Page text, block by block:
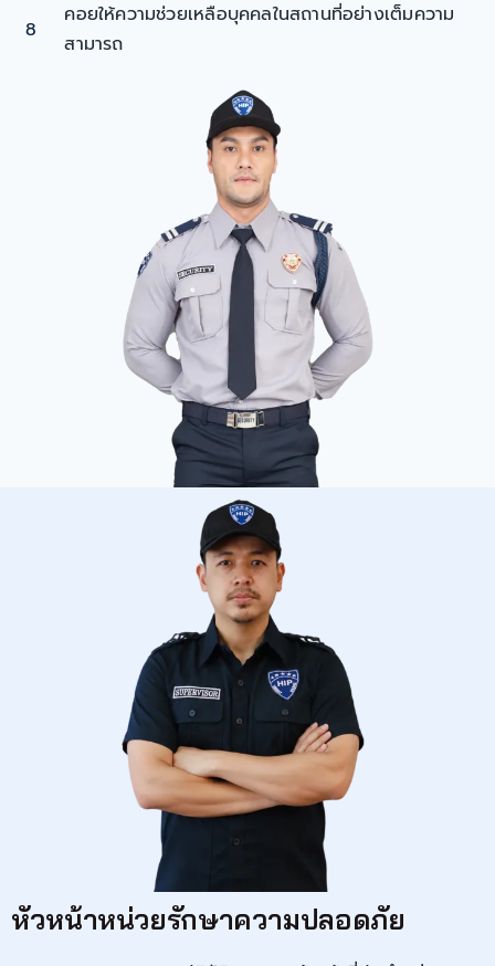
8
คอยให้ความช่วยเหลือบุคคลในสถานที่อย่างเต็มความ
สามารถ
หัวหน้าหน่วยรักษาความปลอดภัย